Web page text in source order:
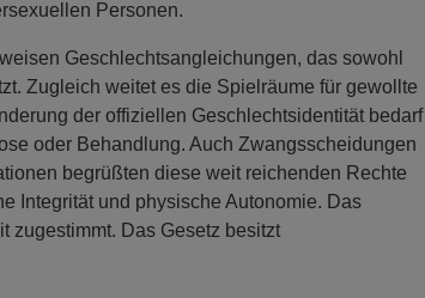
Personen.
Geschlechtsangleichungen, das sowohl
Zugleich weitet es die Spielräume für gewollte
der offiziellen Geschlechtsidentität bedarf
oder Behandlung. Auch Zwangsscheidungen
begrüßten diese weit reichenden Rechte
Integrität und physische Autonomie. Das
zugestimmt. Das Gesetz besitzt